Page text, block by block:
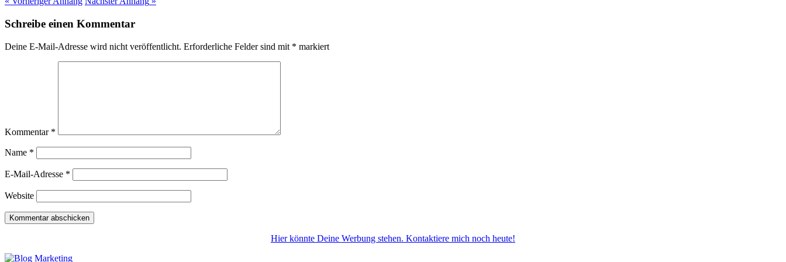
Schreibe einen Kommentar
Deine E-Mail-Adresse wird nicht veröffentlicht. Erforderliche Felder sind mit * markiert
Kommentar *
Name *
E-Mail-Adresse *
Website
Hier könnte Deine Werbung stehen. Kontaktiere mich noch heute!